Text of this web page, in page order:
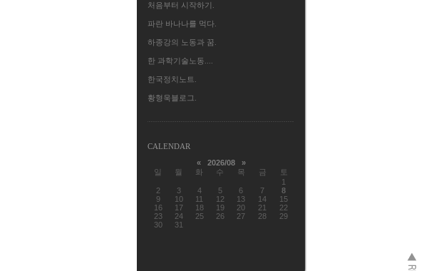
처음부터 시작하기.
파란 바나나를 먹다.
하종강의 노동과 꿈.
한 과학기술노동....
한국정치노트.
황형욱블로그.
CALENDAR
«
2026/08
»
일
월 화 수 목 금
토
1
2
3 4 5 6 7
8
9
10 11 12 13 14
15
16
17 18 19 20 21
22
23
24 25 26 27 28
29
30
31